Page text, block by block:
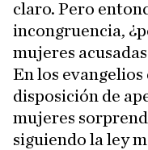
claro. Pero
incongruencia,
mujeres
En los
disposición de
mujeres
siguiendo la ley